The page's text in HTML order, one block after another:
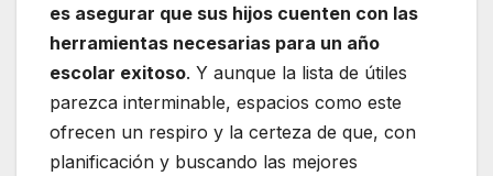
es asegurar que sus hijos cuenten con las
herramientas necesarias para un año
escolar exitoso. Y aunque la lista de útiles
parezca interminable, espacios como este
ofrecen un respiro y la certeza de que, con
planificación y buscando las mejores